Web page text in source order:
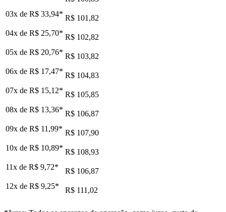
03x de R$ 33,94* R$ 101,82
04x de R$ 25,70* R$ 102,82
05x de R$ 20,76* R$ 103,82
06x de R$ 17,47* R$ 104,83
07x de R$ 15,12* R$ 105,85
08x de R$ 13,36* R$ 106,87
09x de R$ 11,99* R$ 107,90
10x de R$ 10,89* R$ 108,93
11x de R$ 9,72*
R$ 106,87
12x de R$ 9,25* R$ 111,02